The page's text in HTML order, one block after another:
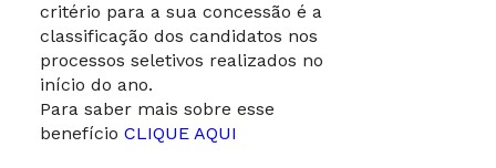
critério para a sua concessão é a
classificação dos candidatos nos
processos seletivos realizados no
início do ano.
Para saber mais sobre esse
benefício CLIQUE AQUI